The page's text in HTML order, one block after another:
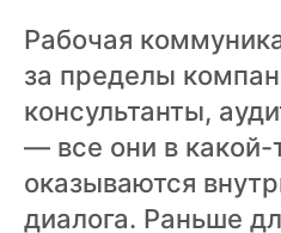
Рабочая
за пределы
консультанты,
— все они в какой-
оказываются
диалога. Раньше